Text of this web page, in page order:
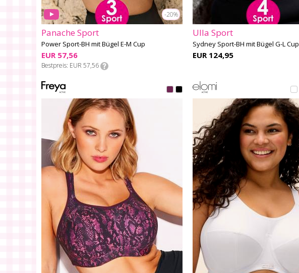
-20%
Panache Sport
Power Sport-BH mit Bügel E-M Cup
EUR 57,56
Bestpreis EUR 57,56
Ulla Sport
Sydney Sport-BH mit Bügel G-L Cup
EUR 124,95